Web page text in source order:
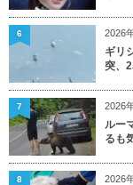
2026
ギリ
突、2
6
2026
ルー
るも
7
2026
8